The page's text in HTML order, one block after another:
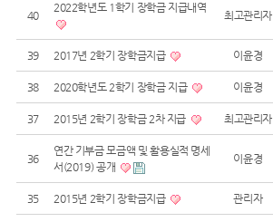
40
2022학년도 1학기 장학금 지급내역
최고관리자
39 2017년 2학기 장학금지급 이윤경
38 2020학년도 2학기 장학금 지급 이윤경
37 2015년 2학기 장학금 2차 지급 최고관리자
36
연간 기부금 모금액 및 활용실적 명세
서(2019) 공개
이윤경
35 2015년 2학기 장학금지급 관리자